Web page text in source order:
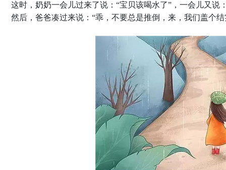
这时，奶奶一会儿过来了说：“宝贝该喝水了”，一会儿又说
然后，爸爸凑过来说：“乖，不要总是推倒，来，我们盖个